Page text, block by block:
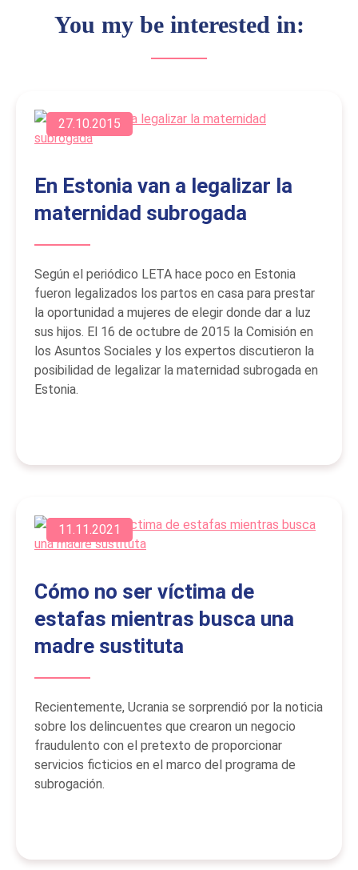
You my be interested in:
27.10.2015
En Estonia van a legalizar la
maternidad subrogada
Según el periódico LETA hace poco en Estonia
fueron legalizados los partos en casa para prestar
la oportunidad a mujeres de elegir donde dar a luz
sus hijos. El 16 de octubre de 2015 la Comisión en
los Asuntos Sociales y los expertos discutieron la
posibilidad de legalizar la maternidad subrogada en
Estonia.
11.11.2021
Cómo no ser víctima de
estafas mientras busca una
madre sustituta
Recientemente, Ucrania se sorprendió por la noticia
sobre los delincuentes que crearon un negocio
fraudulento con el pretexto de proporcionar
servicios ficticios en el marco del programa de
subrogación.